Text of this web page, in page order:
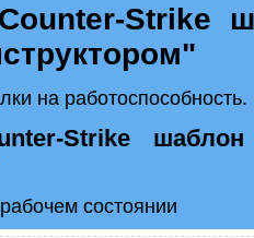
Strike
на
Strike
состоянии